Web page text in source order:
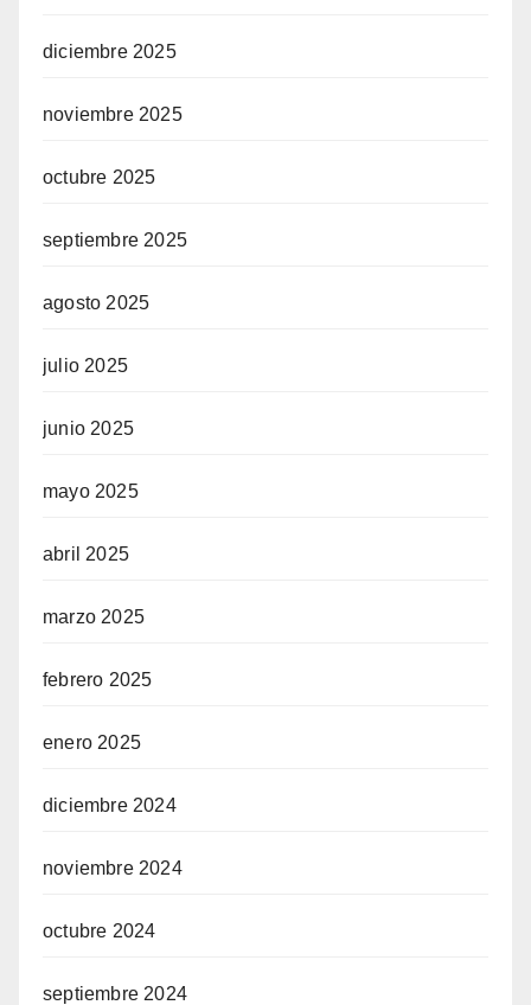
diciembre 2025
noviembre 2025
octubre 2025
septiembre 2025
agosto 2025
julio 2025
junio 2025
mayo 2025
abril 2025
marzo 2025
febrero 2025
enero 2025
diciembre 2024
noviembre 2024
octubre 2024
septiembre 2024